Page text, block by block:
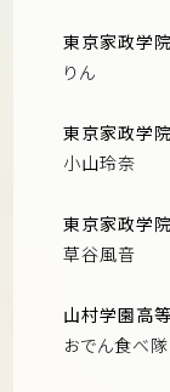
東京家政学
りん
東京家政学
小山玲奈
東京家政学
草谷風音
山村学園高
おでん食べ隊